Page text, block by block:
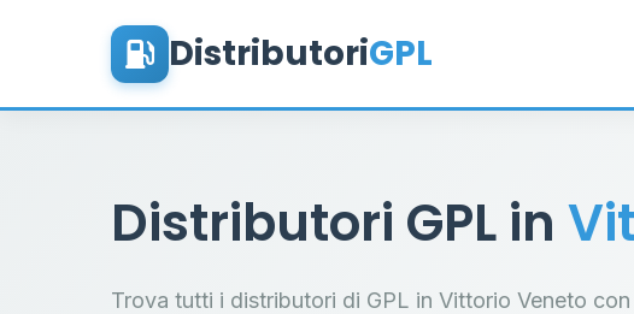
DistributoriGPL
Distributori GPL in
Trova tutti i distributori di GPL in Vittorio Veneto